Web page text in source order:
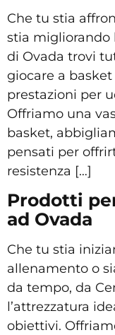
Che tu stia
stia migliorando
di Ovada trovi
giocare a
prestazioni per
Offriamo una
basket,
pensati per
resistenza […]
Prodotti
ad Ovada
Che tu stia
allenamento o
da tempo, da
l’attrezzatura
obiettivi.